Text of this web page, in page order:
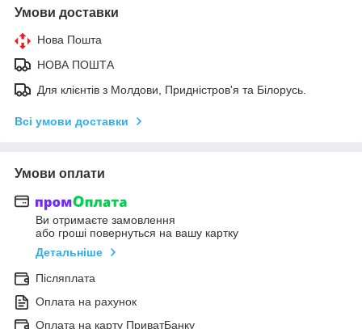
Умови доставки
Нова Пошта
НОВА ПОШТА
Для клієнтів з Молдови, Придністров'я та Білорусь.
Всі умови доставки
Умови оплати
Ви отримаєте замовлення
або гроші повернуться на вашу картку
Детальніше
Післяплата
Оплата на рахунок
Оплата на карту ПриватБанку